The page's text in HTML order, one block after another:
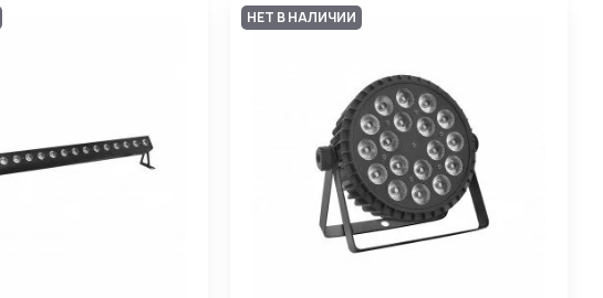
НЕТ В НАЛИЧИИ